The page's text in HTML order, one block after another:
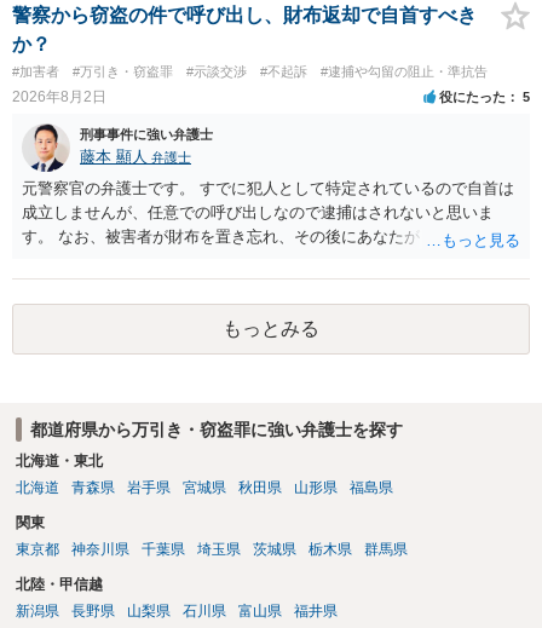
害者の経済的損害の回復として有利に斟酌されます。 また、前科前歴
を有しないことも、規範意識が鈍磨しきっているとまでは言えず、有
利な点です。 その他、家族の監督等の情状証拠を適切に提出すること
で、私見ですが、執行猶予判決を視野に入れることが可能な事案と思
われます。 上記、一つの意見として参考ください。
警察から窃盗の件で呼び出し、財布返却で自首すべき
か？
#加害者 #万引き・窃盗罪 #示談交渉 #不起訴 #逮捕や勾留の阻止・準抗告
2026年8月2日 役にたった 5
刑事事件に強い弁護士
藤本 顯人 弁護士
元警察官の弁護士です。 すでに犯人として特定されているので自首は
成立しませんが、任意での呼び出しなので逮捕はされないと思いま
す。 なお、被害者が財布を置き忘れ、その後にあなたがトイレに入
と言い逃れはかなり厳しいものと思います。
もっとみる
都道府県から万引き・窃盗罪に強い弁護士を探す
北海道・東北
北海道
青森県 岩手県 宮城県 秋田県 山形県 福島県
関東
東京都
神奈川県 千葉県 埼玉県 茨城県 栃木県 群馬県
北陸・甲信越
新潟県
長野県 山梨県 石川県 富山県 福井県